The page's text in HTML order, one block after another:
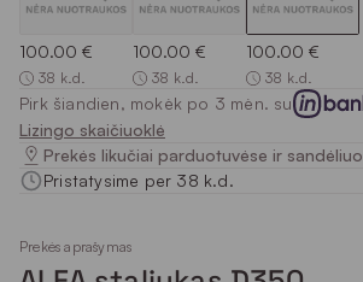
100.00 €
38 k.d.
100.00 €
38 k.d.
100.00 €
38 k.d.
Pirk šiandien, mokėk po 3 mėn. su
Lizingo skaičiuoklė
Prekės likučiai parduotuvėse ir
Pristatysime per 38 k.d.
Prekės aprašymas